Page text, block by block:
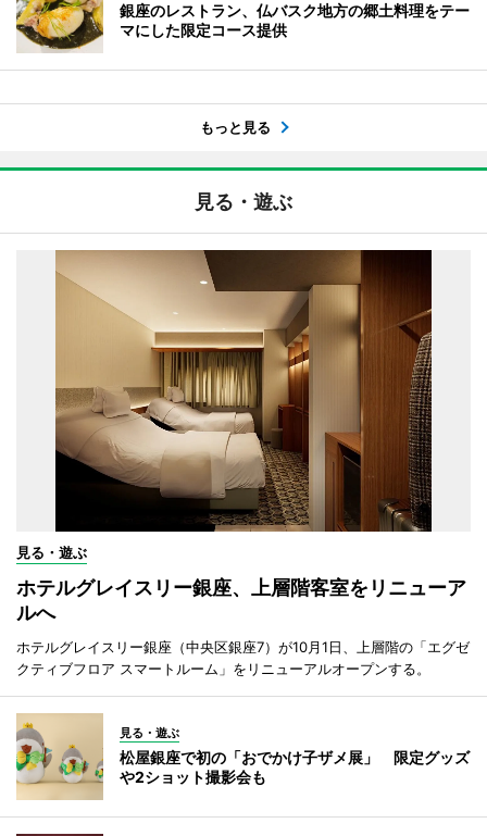
銀座のレストラン、仏バスク地方の郷土料理をテー
マにした限定コース提供
もっと見る
見る・遊ぶ
見る・遊ぶ
ホテルグレイスリー銀座、上層階客室をリニューア
ルへ
ホテルグレイスリー銀座（中央区銀座7）が10月1日、上層階の「エグゼ
クティブフロア スマートルーム」をリニューアルオープンする。
見る・遊ぶ
松屋銀座で初の「おでかけ子ザメ展」 限定グッズ
や2ショット撮影会も